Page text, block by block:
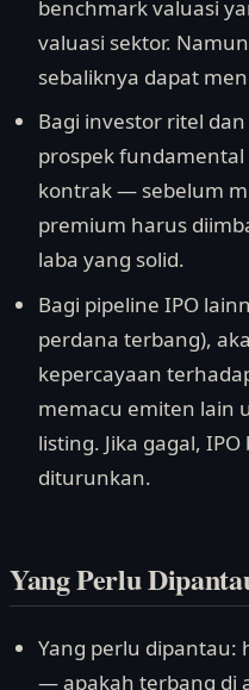
benchmark valuasi
valuasi sektor.
sebaliknya dapat
Bagi investor ritel
prospek
kontrak — sebelum
premium harus
laba yang solid.
Bagi pipeline IPO
perdana terbang),
kepercayaan
memacu emiten lain
listing. Jika gagal,
diturunkan.
Yang Perlu
Yang perlu dipantau:
— apakah terbang di